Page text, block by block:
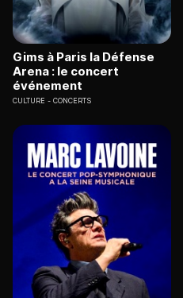
Gims à Paris la Défense
Arena : le concert
événement
CULTURE CONCERTS